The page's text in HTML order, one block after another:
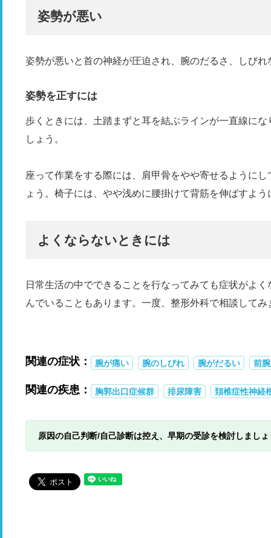
姿勢が悪い
姿勢が悪いと首の神経が圧迫され、腕のだるさ、しび
姿勢を正すには
歩くときには、土踏まずと耳を結ぶラインが一直線に
しょう。
座って作業をする際には、肩甲骨をやや寄せるように
ょう。椅子には、やや浅めに腰掛けて背筋を伸ばすよ
よくならないときには
日常生活の中でできることを行なってみても症状がよ
んでいることもあります。一度、整形外科で相談してみ
関連の症状： 腕が痛い 腕のしびれ 腕がだるい 前
関連の疾患： 胸郭出口症候群 排尿障害 頚椎症性神経
原因の自己判断/自己診断は控え、早期の受診を検討しましょ